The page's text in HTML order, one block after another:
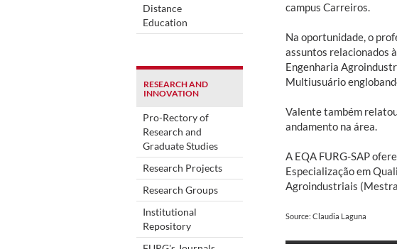
Distance
Education
RESEARCH AND
INNOVATION
Pro-Rectory of
Research and
Graduate Studies
Research Projects
Research Groups
Institutional
Repository
campus Carreiros.
Na oportunidade, o
assuntos relacionados
Engenharia
Multiusuário
Valente também
andamento na área.
A EQA FURG-SAP
Especialização em
Agroindustriais
Source: Claudia Laguna